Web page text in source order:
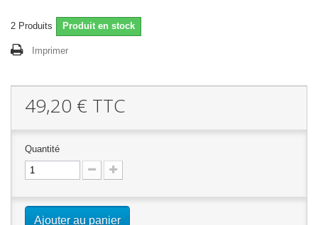
2 Produits Produit en stock
Imprimer
49,20 € TTC
Quantité
Ajouter au panier